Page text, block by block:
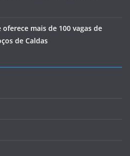
mais de 100 vagas de
de Caldas